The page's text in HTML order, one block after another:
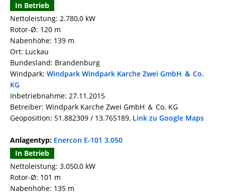
In Betrieb
Nettoleistung: 2.780,0 kW
Rotor-Ø: 120 m
Nabenhöhe: 139 m
Ort: Luckau
Bundesland: Brandenburg
Windpark: Windpark Windpark Karche Zwei GmbH ＆ Co.
KG
Inbetriebnahme: 27.11.2015
Betreiber: Windpark Karche Zwei GmbH ＆ Co. KG
Geoposition: 51.882309 / 13.765189, Link zu Google Maps
Anlagentyp: Enercon E-101 3.050
In Betrieb
Nettoleistung: 3.050,0 kW
Rotor-Ø: 101 m
Nabenhöhe: 135 m